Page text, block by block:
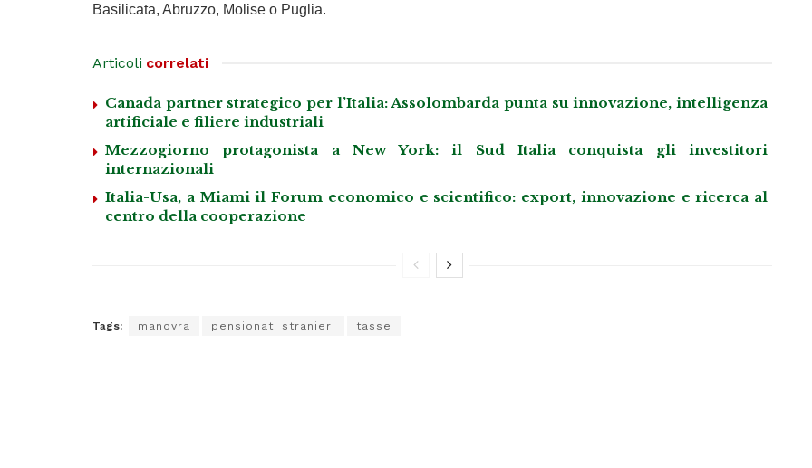
Basilicata, Abruzzo, Molise o Puglia.
Articoli correlati
Canada partner strategico per l’Italia: Assolombarda punta su innovazione, intelligenza
artificiale e filiere industriali
Mezzogiorno protagonista a New York: il Sud Italia conquista gli investitori
internazionali
Italia-Usa, a Miami il Forum economico e scientifico: export, innovazione e ricerca al
centro della cooperazione
Tags: manovra pensionati stranieri tasse